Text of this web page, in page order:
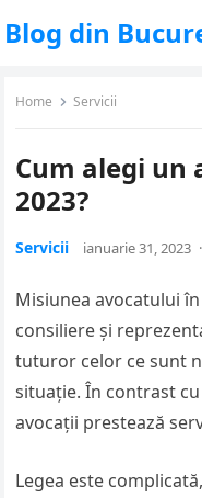
Blog din
Home Servicii
Cum alegi un
2023?
Servicii ianuarie 31, 2023 ·
Misiunea avocatului
consiliere și
tuturor celor ce sunt
situație. În contrast
avocații prestează
Legea este